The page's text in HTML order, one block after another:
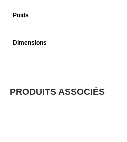
Poids
Dimensions
PRODUITS ASSOCIÉS